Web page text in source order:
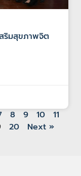
ริมสุขภาพจิต
8 9 10
11
20 Next »